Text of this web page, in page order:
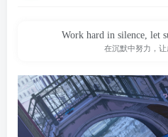
Work hard in silence, let
在沉默中努力，